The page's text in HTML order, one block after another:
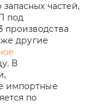
частей,
под
производства
другие
В
импортные
по